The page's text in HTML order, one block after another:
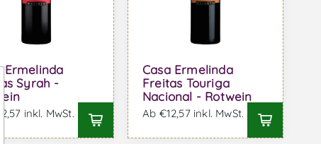
Ermelinda
Syrah -
inkl. MwSt.
Casa Ermelinda
Freitas Touriga
Nacional - Rotwein
Ab €12,57 inkl. MwSt.